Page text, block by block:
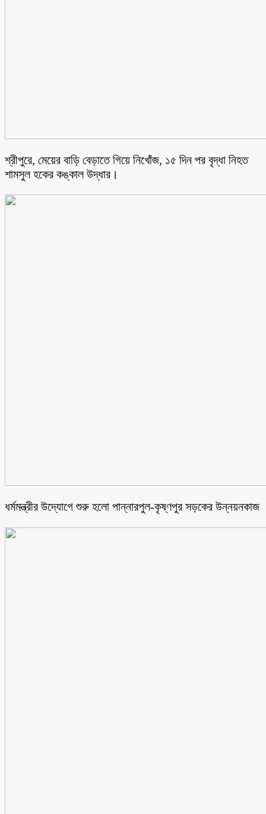
শ্রীপুরে, মেয়ের বাড়ি বেড়াতে গিয়ে নিখোঁজ, ১৫ দিন পর বৃদ্ধা নিহত
শামসুল হকের কঙ্কাল উদ্ধার।
ধর্মমন্ত্রীর উদ্যোগে শুরু হলো পান্নারপুল-কৃষ্ণপুর সড়কের উন্নয়নকাজ